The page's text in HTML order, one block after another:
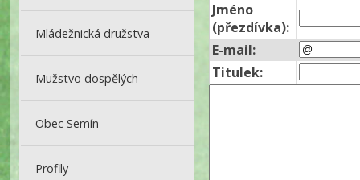
Mládežnická družstva
Mužstvo dospělých
Obec Semín
Profily
Jméno
(přezdívka):
E-mail:
Titulek: